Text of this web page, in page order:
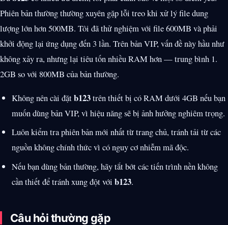
Phiên bản thường thường xuyên gặp lỗi treo khi xử lý file dung
lượng lớn hơn 500MB. Tôi đã thử nghiệm với file 600MB và phải
khởi động lại ứng dụng đến 3 lần. Trên bản VIP, vấn đề này hầu như
không xảy ra, nhưng lại tiêu tốn nhiều RAM hơn — trung bình 1.
2GB so với 800MB của bản thường.
Không nên cài đặtb123trên thiết bị có RAM dưới 4GB nếu bạn
muốn dùng bản VIP, vì hiệu năng sẽ bị ảnh hưởng nghiêm trọng.
Luôn kiểm tra phiên bản mới nhất từ trang chủ, tránh tải từ các
nguồn không chính thức vì có nguy cơ nhiễm mã độc.
Nếu bạn dùng bản thường, hãy tắt bớt các tiến trình nền không
cần thiết để tránh xung đột vớib123.
Câu hỏi thường gặp